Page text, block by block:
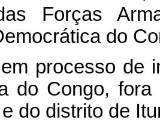
Forças
do
processo de
do Congo,
do distrito de